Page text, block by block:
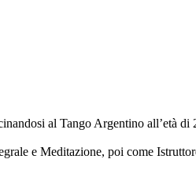
al Tango Argentino all’età di
e Meditazione, poi come